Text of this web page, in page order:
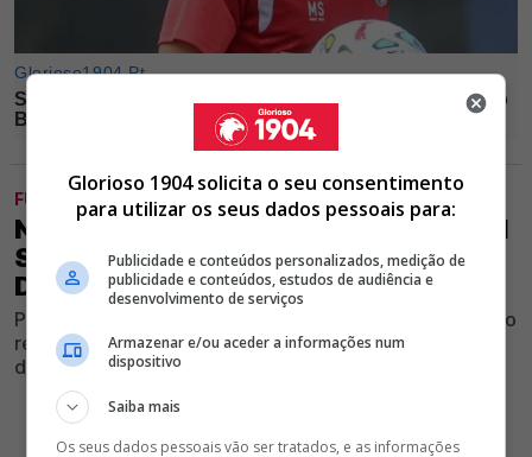
FUTEBOL
NEGÓCIO FECHADO! JHON DURÁN VAI
SER DO BENFICA; CONFIRA OS
DETALHES
Ponta de lança do Al Nassr prepara-se para ser o quarto
reforço do Clube vermelho e branco para a temporada
desportiva 2026/27
Glorioso 1904 solicita o seu consentimento
para utilizar os seus dados pessoais para:
Publicidade e conteúdos personalizados, medição de
publicidade e conteúdos, estudos de audiência e
desenvolvimento de serviços
Armazenar e/ou aceder a informações num
dispositivo
Saiba mais
Os seus dados pessoais vão ser tratados, e as informações